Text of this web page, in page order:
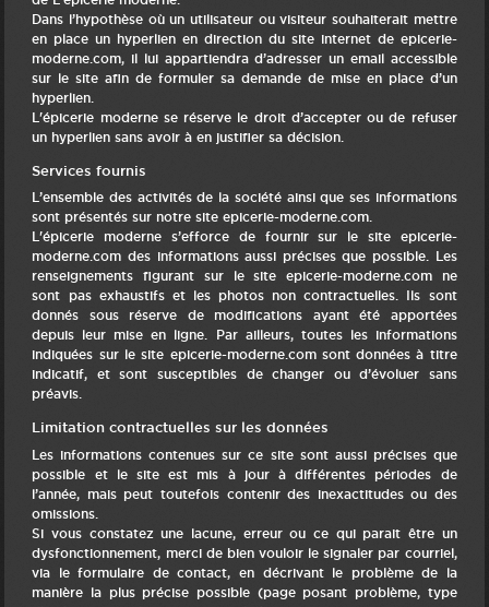
Dans l’hypothèse où un utilisateur ou visiteur souhaiterait mettre
en place un hyperlien en direction du site internet de epicerie-
moderne.com, il lui appartiendra d’adresser un email accessible
sur le site afin de formuler sa demande de mise en place d’un
hyperlien.
L'épicerie moderne se réserve le droit d’accepter ou de refuser
un hyperlien sans avoir à en justifier sa décision.
Services fournis
L’ensemble des activités de la société ainsi que ses informations
sont présentés sur notre site epicerie-moderne.com.
L'épicerie moderne s’efforce de fournir sur le site epicerie-
moderne.com des informations aussi précises que possible. Les
renseignements figurant sur le site epicerie-moderne.com ne
sont pas exhaustifs et les photos non contractuelles. Ils sont
donnés sous réserve de modifications ayant été apportées
depuis leur mise en ligne. Par ailleurs, toutes les informations
indiquées sur le site epicerie-moderne.com sont données à titre
indicatif, et sont susceptibles de changer ou d’évoluer sans
préavis.
Limitation contractuelles sur les données
Les informations contenues sur ce site sont aussi précises que
possible et le site est mis à jour à différentes périodes de
l’année, mais peut toutefois contenir des inexactitudes ou des
omissions.
Si vous constatez une lacune, erreur ou ce qui parait être un
dysfonctionnement, merci de bien vouloir le signaler par courriel,
via le formulaire de contact, en décrivant le problème de la
manière la plus précise possible (page posant problème, type